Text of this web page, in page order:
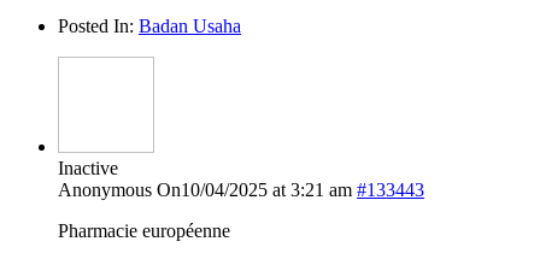
Posted In: Badan Usaha
Inactive
Anonymous On10/04/2025 at 3:21 am #133443
Pharmacie européenne